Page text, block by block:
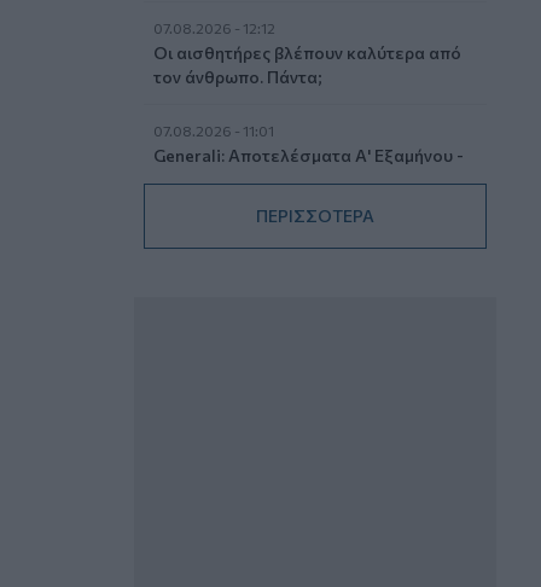
07.08.2026 - 12:12
Οι αισθητήρες βλέπουν καλύτερα από
τον άνθρωπο. Πάντα;
07.08.2026 - 11:01
Generali: Αποτελέσματα Α' Εξαμήνου -
Εξαιρετική ανάπτυξη στα Λειτουργικά
Αποτελέσματα με συμβολή από όλες
τις επιχειρηματικές δραστηριότητες
ΠΕΡΙΣΣΟΤΕΡΑ